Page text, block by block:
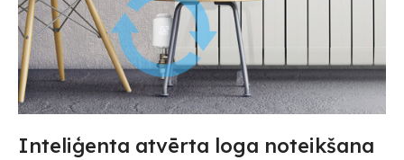
Inteliģenta atvērta loga noteikšana